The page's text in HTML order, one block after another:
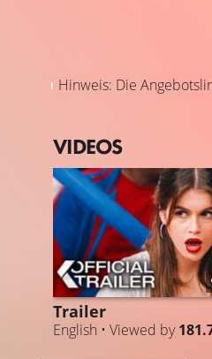
Hinweis: Die
VIDEOS
Trailer
English • Viewed by